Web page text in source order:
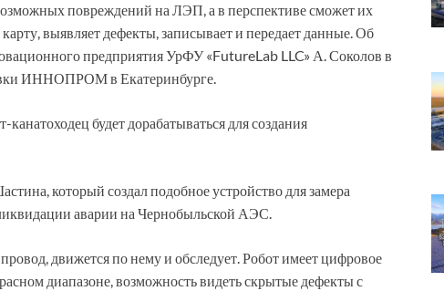
повреждений на ЛЭП, а в перспективе сможет их
выявляет дефекты, записывает и передает данные. Об
предприятия УрФУ «FutureLab LLC» А. Соколов в
ИННОПРОМ в Екатеринбурге.
будет дорабатываться для создания
который создал подобное устройство для замера
аварии на Чернобыльской АЭС.
движется по нему и обследует. Робот имеет цифровое
диапазоне, возможность видеть скрытые дефекты с